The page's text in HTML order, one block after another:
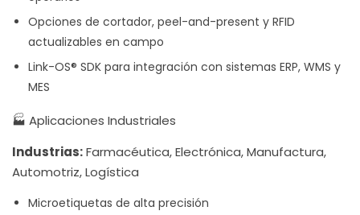
Opciones de cortador, peel-and-present y RFID
actualizables en campo
Link-OS® SDK para integración con sistemas ERP, WMS y
MES
🏭 Aplicaciones Industriales
Industrias:Farmacéutica, Electrónica, Manufactura,
Automotriz, Logística
Microetiquetas de alta precisión